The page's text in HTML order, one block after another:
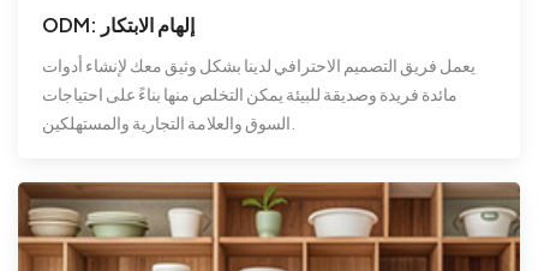
ODM: إلهام الابتكار
يعمل فريق التصميم الاحترافي لدينا بشكل وثيق معك لإنشاء أدوات
مائدة فريدة وصديقة للبيئة يمكن التخلص منها بناءً على احتياجات